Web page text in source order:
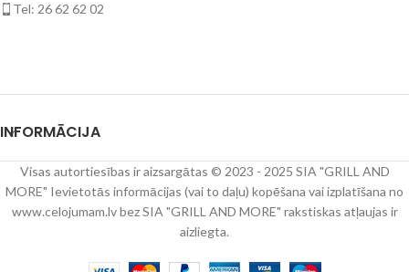
Tel: 26 62 62 02
INFORMĀCIJA
Visas autortiesības ir aizsargātas © 2023 - 2025 SIA "GRILL AND
MORE" Ievietotās informācijas (vai to daļu) kopēšana vai izplatīšana no
www.celojumam.lv bez SIA "GRILL AND MORE" rakstiskas atļaujas ir
aizliegta.